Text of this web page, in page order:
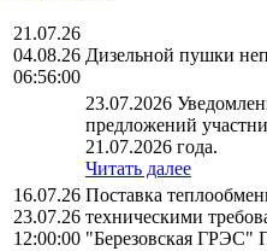
21.07.26
04.08.26
06:56:00
Дизельной пушки
23.07.2026
предложений
21.07.2026 года.
Читать далее
16.07.26
23.07.26
12:00:00
Поставка
техническими
"Березовская